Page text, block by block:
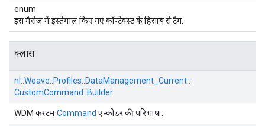
enum
इस मैसेज में इस्तेमाल किए गए कॉन्टेक्स्ट के हिसाब से टैग.
क्लास
nl::Weave::Profiles::DataManagement_Current::
CustomCommand::Builder
WDM कस्टमCommand एन्कोडर की परिभाषा.